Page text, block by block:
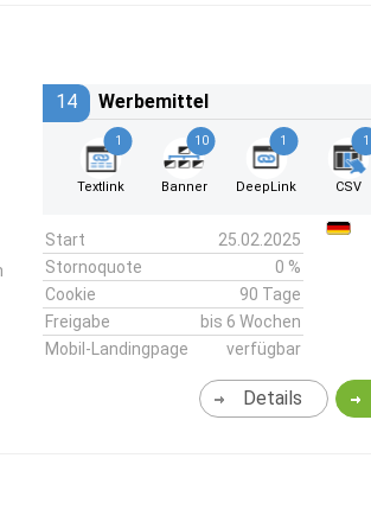
14 Werbemittel
1
Textlink
10
Banner
1
DeepLink
1
CSV
Start
25.02.2025
Stornoquote
0 %
Cookie
90 Tage
Freigabe
bis 6 Wochen
Mobil-Landingpage
verfügbar
Details